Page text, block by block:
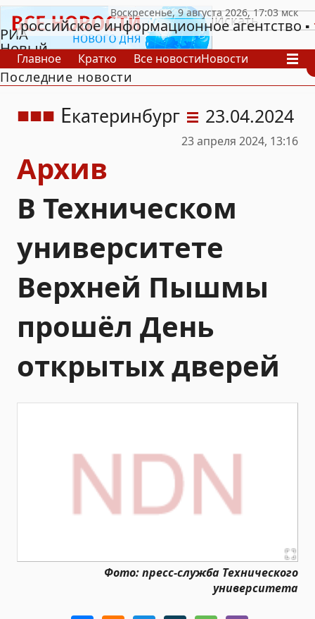
РИА
Новый
День
российское информационное агентство
Главное Кратко Все новостиНовости
В России
В мире
Последние новости
Екатеринбург 23.04.2024
23 апреля 2024, 13:16
Архив
В Техническом
университете
Верхней Пышмы
прошёл День
открытых дверей
Фото: пресс-служба Технического
университета